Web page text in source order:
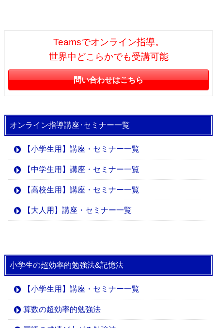
Teamsでオンライン指導。
世界中どこらかでも受講可能
問い合わせはこちら
オンライン指導講座･セミナー一覧
【小学生用】講座・セミナー一覧
【中学生用】講座・セミナー一覧
【高校生用】講座・セミナー一覧
【大人用】講座・セミナー一覧
小学生の超効率的勉強法&記憶法
【小学生用】講座・セミナー一覧
算数の超効率的勉強法